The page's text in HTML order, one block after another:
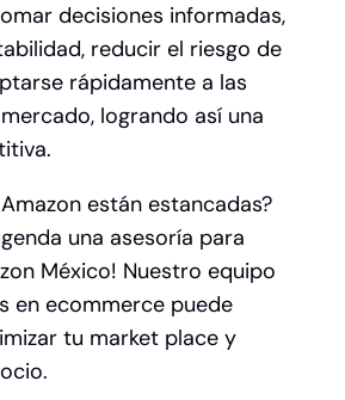
decisiones informadas,
reducir el riesgo de
rápidamente a las
logrando así una
están estancadas?
una asesoría para
México! Nuestro equipo
en ecommerce puede
tu market place y